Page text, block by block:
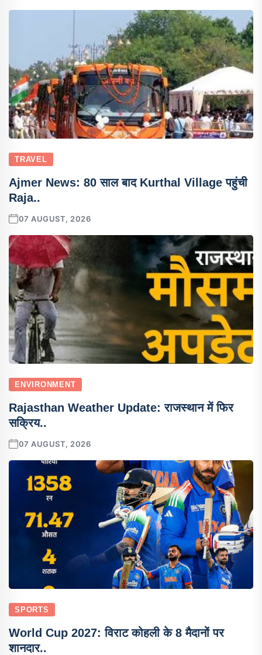
TRAVEL
Ajmer News: 80 साल बाद Kurthal Village पहुंची
Raja..
07 AUGUST, 2026
ENVIRONMENT
Rajasthan Weather Update: राजस्थान में फिर
सक्रिय..
07 AUGUST, 2026
SPORTS
World Cup 2027: विराट कोहली के 8 मैदानों पर
शानदार..